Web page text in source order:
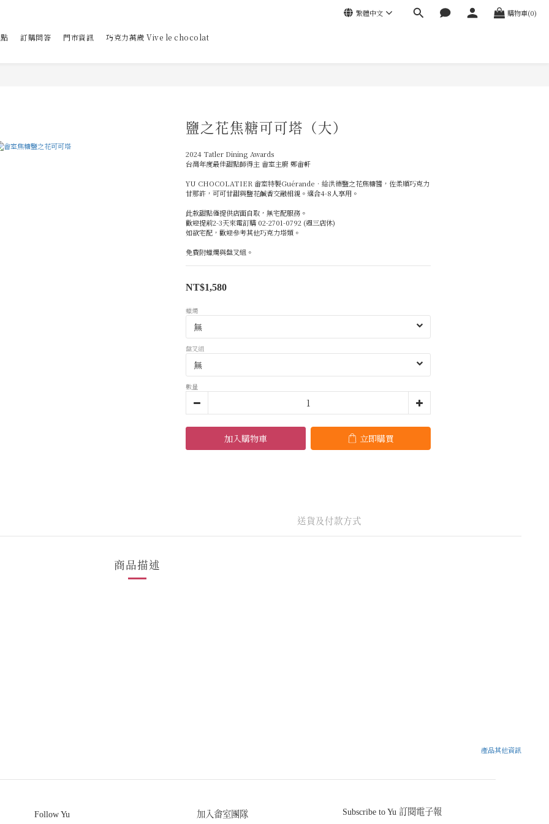
繁體中文 購物車(0)
訂購問答 門市資訊 巧克力萬歲 Vive le chocolat
鹽之花焦糖可可塔（大）
2024 Tatler Dining Awards
台灣年度最佳甜點師得主 畬室主廚 鄭畬軒
YU CHOCOLATIER 畬室特製Guérande‧給洪德鹽之花焦糖醬，佐柔順巧克力
甘那許，可可甘甜與鹽花鹹香交融相親。適合4-8人享用。
此款甜點僅提供店面自取，無宅配服務。
歡迎提前2-3天來電訂購 02-2701-0792 (週三店休)
如欲宅配，歡迎參考其他巧克力塔類。
免費附蠟燭與盤叉組。
NT$1,580
蠟燭
盤叉組
數量
加入購物車 立即購買
送貨及付款方式
商品描述
產品其他資訊
Follow Yu 加入畬室團隊 Subscribe to Yu 訂閱電子報